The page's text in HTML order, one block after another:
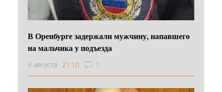
В Оренбурге задержали мужчину, напавшего
на мальчика у подъезда
8 августа 21:10 1